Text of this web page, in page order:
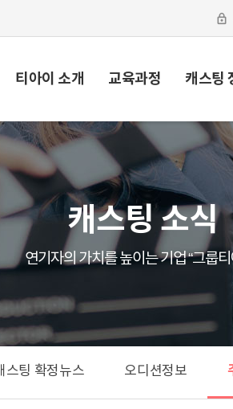
티아이 소개 교육과정 캐스팅
캐스팅 소식
연기자의 가치를 높이는 기업 “그룹티
스팅 확정뉴스 오디션정보